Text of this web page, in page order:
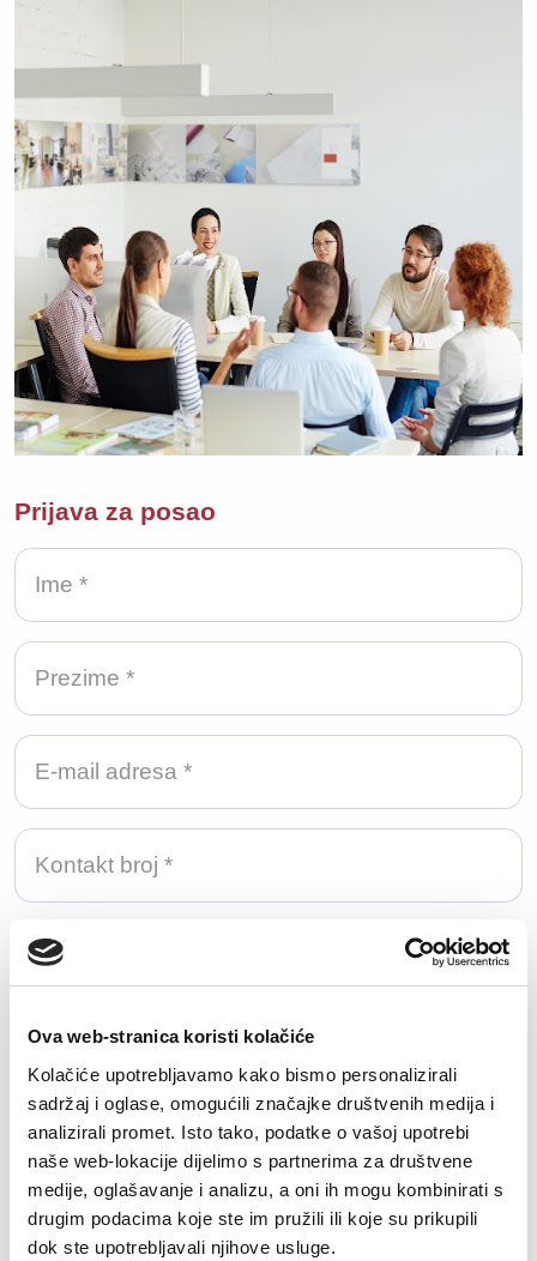
Ova web-stranica koristi kolačiće
Kolačiće upotrebljavamo kako bismo personalizirali
sadržaj i oglase, omogućili značajke društvenih medija i
analizirali promet. Isto tako, podatke o vašoj upotrebi
naše web-lokacije dijelimo s partnerima za društvene
medije, oglašavanje i analizu, a oni ih mogu kombinirati s
drugim podacima koje ste im pružili ili koje su prikupili
dok ste upotrebljavali njihove usluge.
Prijava za posao
Učitajte svoj životopis
Dozvoljene ekstenzije: doc, docx, pdf, txt.
Maksimalna veličina datoteke: 50MB.
Koliko godina relevantnog iskustva imate za
poziciju na koju se prijavljujete?